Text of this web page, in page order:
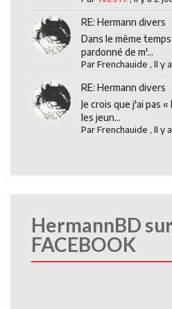
RE: Hermann divers
Dans le même
pardonné de m'...
ParFrenchauide ,Il y
RE: Hermann divers
Je crois que j'ai pas
les jeun...
ParFrenchauide ,Il y
HermannBD
FACEBOOK